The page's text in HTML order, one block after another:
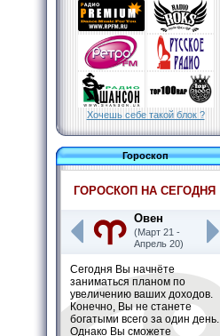
Хочешь себе такой блок ?
Гороскоп
ГОРОСКОП НА СЕГОДНЯ
Овен
(Март 21 -
Апрель 20)
Сегодня Вы начнёте
заниматься планом по
увеличению ваших доходов.
Конечно, Вы не станете
богатыми всего за один день.
Однако Вы сможете